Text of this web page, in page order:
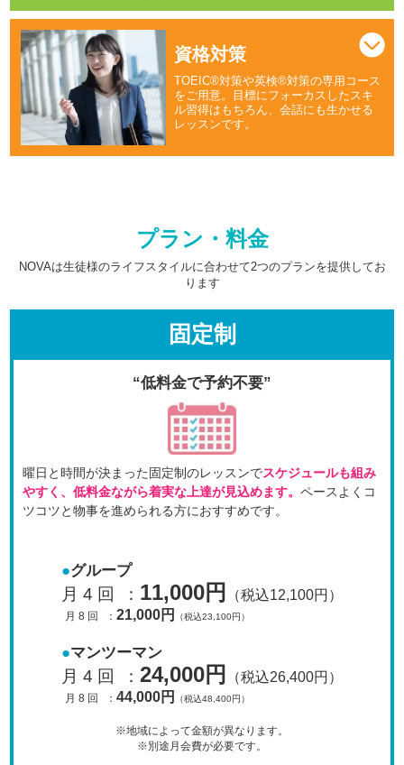
資格対策
TOEIC®対策や英検®対策の専用コース
をご用意。目標にフォーカスしたスキ
ル習得はもちろん、会話にも生かせる
レッスンです。
プラン・料金
NOVAは生徒様のライフスタイルに合わせて2つのプランを提供してお
ります
固定制
“低料金で予約不要”
曜日と時間が決まった固定制のレッスンでスケジュールも組み
やすく、低料金ながら着実な上達が見込めます。 ペースよくコ
ツコツと物事を進められる方におすすめです。
グループ
月 4 回 ： 11,000円 （税込12,100円）
月 8 回 ：21,000円 （税込23,100円）
マンツーマン
月 4 回 ： 24,000円 （税込26,400円）
月 8 回 ：44,000円 （税込48,400円）
※地域によって金額が異なります。
※別途月会費が必要です。